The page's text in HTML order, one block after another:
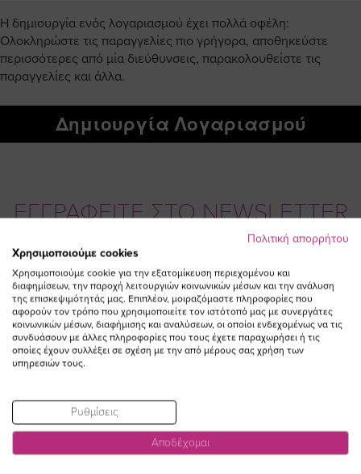
Η δημιουργία ενός λογαριασμού έχει πολλά οφέλη:
Ολοκληρώστε τις παραγγελίες πιο γρήγορα, αποθηκεύστε
περισσότερες από μία διεύθυνσεις, παρακολουθείστε τις
παραγγελίες και άλλα.
Δημιουργία Λογαριασμού
ΕΓΓΡΑΦΕΙΤΕ ΣΤΟ NEWSLETTER
Email
Συμφωνώ με τουςΌρους Χρήσης
VisitVisitVisitVisit
Πολιτική απορρήτου
Χρησιμοποιούμε cookies
Χρησιμοποιούμε cookie για την εξατομίκευση περιεχομένου και
διαφημίσεων, την παροχή λειτουργιών κοινωνικών μέσων και την ανάλυση
της επισκεψιμότητάς μας. Επιπλέον, μοιραζόμαστε πληροφορίες που
αφορούν τον τρόπο που χρησιμοποιείτε τον ιστότοπό μας με συνεργάτες
κοινωνικών μέσων, διαφήμισης και αναλύσεων, οι οποίοι ενδεχομένως να τις
συνδυάσουν με άλλες πληροφορίες που τους έχετε παραχωρήσει ή τις
οποίες έχουν συλλέξει σε σχέση με την από μέρους σας χρήση των
υπηρεσιών τους.
Ρυθμίσεις
Αποδέχομαι